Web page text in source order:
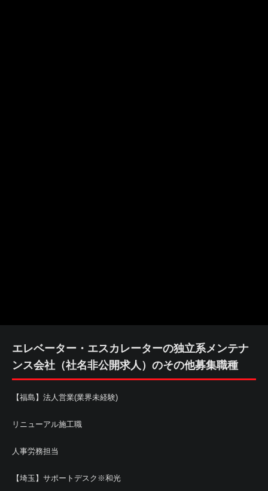
エレベーター・エスカレーターの独立系メンテナ
ンス会社（社名非公開求人）のその他募集職種
【福島】法人営業(業界未経験)
リニューアル施工職
人事労務担当
【埼玉】サポートデスク※和光